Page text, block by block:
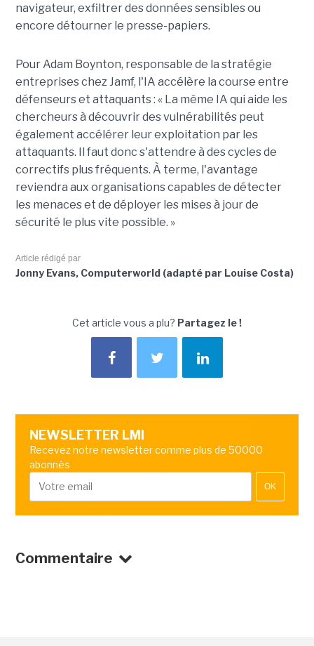
navigateur, exfiltrer des données sensibles ou
encore détourner le presse-papiers.
PourAdam Boynton, responsable de la stratégie
entreprises chezJamf, l'IA accélère la course entre
défenseurs et attaquants : « La même IA qui aide les
chercheurs à découvrir des vulnérabilités peut
également accélérer leur exploitation par les
attaquants. Il faut donc s'attendre à des cycles de
correctifs plus fréquents. À terme, l'avantage
reviendra aux organisations capables de détecter
les menaces et de déployer les mises à jour de
sécurité le plus vite possible. »
Article rédigé par
Jonny Evans, Computerworld (adapté par Louise Costa)
Cet article vous a plu? Partagez le !
NEWSLETTER LMI
Recevez notre newsletter comme plus de 50000
abonnés
OK
Commentaire